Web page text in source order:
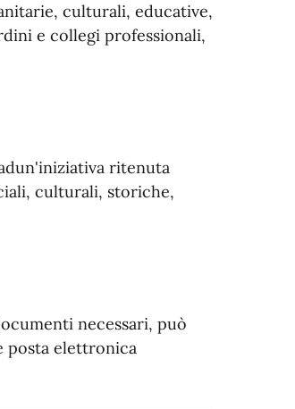
culturali, educative,
e collegi professionali,
ritenuta
culturali, storiche,
necessari, può
posta elettronica